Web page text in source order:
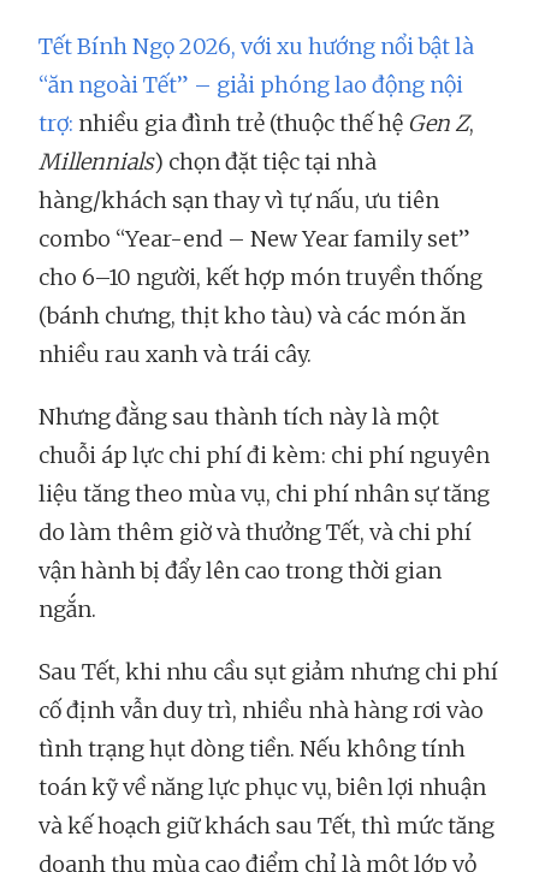
Tết Bính Ngọ 2026, với xu hướng nổi bật là
“ăn ngoài Tết” – giải phóng lao động nội
trợ: nhiều gia đình trẻ (thuộc thế hệ Gen Z,
Millennials) chọn đặt tiệc tại nhà
hàng/khách sạn thay vì tự nấu, ưu tiên
combo “Year-end – New Year family set”
cho 6–10 người, kết hợp món truyền thống
(bánh chưng, thịt kho tàu) và các món ăn
nhiều rau xanh và trái cây.
Nhưng đằng sau thành tích này là một
chuỗi áp lực chi phí đi kèm: chi phí nguyên
liệu tăng theo mùa vụ, chi phí nhân sự tăng
do làm thêm giờ và thưởng Tết, và chi phí
vận hành bị đẩy lên cao trong thời gian
ngắn.
Sau Tết, khi nhu cầu sụt giảm nhưng chi phí
cố định vẫn duy trì, nhiều nhà hàng rơi vào
tình trạng hụt dòng tiền. Nếu không tính
toán kỹ về năng lực phục vụ, biên lợi nhuận
và kế hoạch giữ khách sau Tết, thì mức tăng
doanh thu mùa cao điểm chỉ là một lớp vỏ